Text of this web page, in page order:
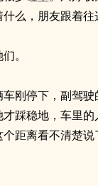
么，朋友跟着往
。
刚停下，副驾
踩稳地，车里
距离看不清楚